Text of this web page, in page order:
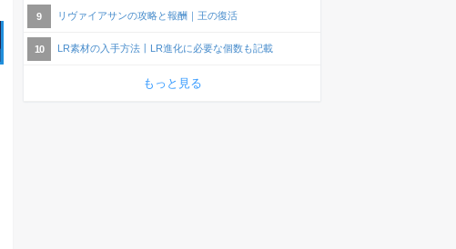
リヴァイアサンの攻略と報酬｜王の復活
LR素材の入手方法丨LR進化に必要な個数も記載
もっと見る